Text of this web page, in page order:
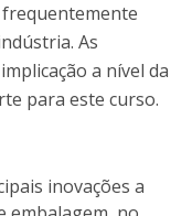
As
a nível da
para este curso.
inovações a